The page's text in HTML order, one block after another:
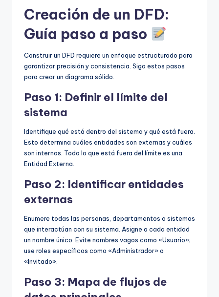
Creación de un DFD:
Guía paso a paso
Construir un DFD requiere un enfoque estructurado para
garantizar precisión y consistencia. Siga estos pasos
para crear un diagrama sólido.
Paso 1: Definir el límite del
sistema
Identifique qué está dentro del sistema y qué está fuera.
Esto determina cuáles entidades son externas y cuáles
son internas. Todo lo que está fuera del límite es una
Entidad Externa.
Paso 2: Identificar entidades
externas
Enumere todas las personas, departamentos o sistemas
que interactúan con su sistema. Asigne a cada entidad
un nombre único. Evite nombres vagos como «Usuario»;
use roles específicos como «Administrador» o
«Invitado».
Paso 3: Mapa de flujos de